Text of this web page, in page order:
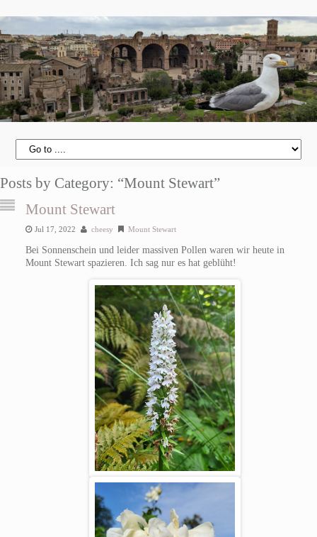
Posts by Category: “Mount Stewart”
Mount Stewart
Jul 17, 2022 cheesy Mount Stewart
Bei Sonnenschein und leider massiven Pollen waren wir heute in
Mount Stewart spazieren. Ich sag nur es hat geblüht!